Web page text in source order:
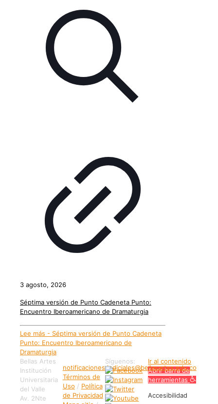
3 agosto, 2026
Séptima versión de Punto Cadeneta Punto:
Encuentro Iberoamericano de Dramaturgia
Lee más - Séptima versión de Punto Cadeneta
Punto: Encuentro Iberoamericano de
Dramaturgia
Bellas Artes
Institución
Universitaria
del Valle
Av. 2Nte
notificaciones.judiciales@bellasartes.edu.co
Términos de
Uso / Política
de Privacidad
Síguenos:
Ir al contenido
Abrir barra de
herramientas
Accesibilidad